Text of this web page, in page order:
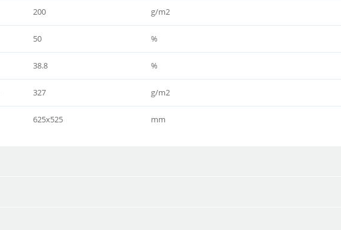
200 g/m2
50 %
38.8 %
327 g/m2
625x525 mm